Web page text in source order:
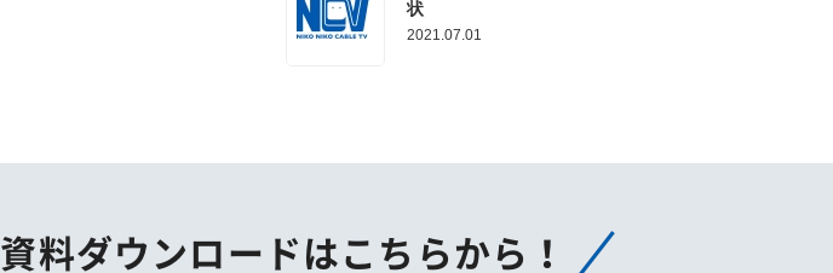
状
2021.07.01
資料ダウンロードはこちらから！